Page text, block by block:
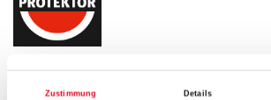
Zustimmung Details
Protektor 90792 3000 mm 25 Stück
Kartonröhre